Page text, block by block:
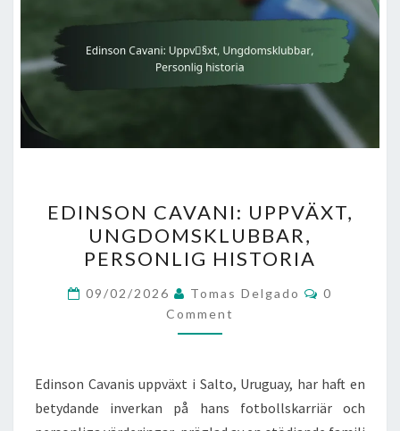
CAVANI:
UPPVÄXT,
UNGDOMSKLUBBAR,
PERSONLIG
HISTORIA
EDINSON CAVANI: UPPVÄXT,
UNGDOMSKLUBBAR,
PERSONLIG HISTORIA
09/02/2026 Tomas Delgado Comments
0
Comment
Edinson Cavanis uppväxt i Salto, Uruguay, har haft en
betydande inverkan på hans fotbollskarriär och